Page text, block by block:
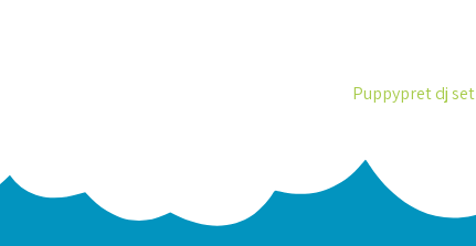
Puppypret dj set